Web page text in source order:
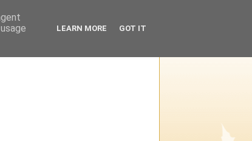
LEARN MORE GOT IT